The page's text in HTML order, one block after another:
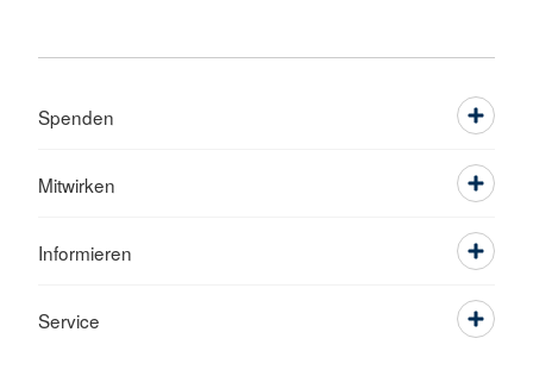
Spenden
Mitwirken
Informieren
Service